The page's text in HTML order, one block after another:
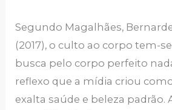
Segundo Magalhães,
(2017), o culto ao corpo tem-
busca pelo corpo perfeito
reflexo que a mídia criou
exalta saúde e beleza padrão.